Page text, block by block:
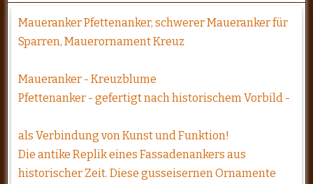
Maueranker Pfettenanker, schwerer Maueranker für
Sparren, Mauerornament Kreuz
Maueranker - Kreuzblume
Pfettenanker - gefertigt nach historischem Vorbild -
als Verbindung von Kunst und Funktion!
Die antike Replik eines Fassadenankers aus
historischer Zeit. Diese gusseisernen Ornamente